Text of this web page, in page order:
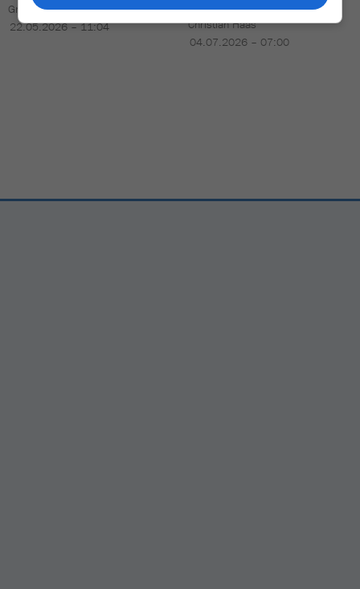
Gregor Waser
22.05.2026 – 11:04
Christian Haas
04.07.2026 – 07:00